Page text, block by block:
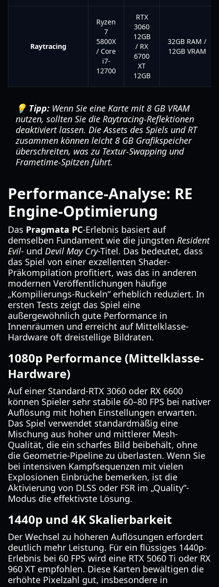
Raytracing
Ryzen
7
5800X
/ Core
i7-
12700
RTX
3060
12GB
/ RX
6700
XT
12GB
32GB RAM /
12GB VRAM
💡 Tipp: Wenn Sie eine Karte mit 8 GB VRAM
nutzen, sollten Sie die Raytracing-Reflektionen
deaktiviert lassen. Die Assets des Spiels und RT
zusammen können leicht 8 GB Grafikspeicher
überschreiten, was zu Textur-Swapping und
Frametime-Spitzen führt.
Performance-Analyse: RE
Engine-Optimierung
Das Pragmata PC-Erlebnis basiert auf
demselben Fundament wie die jüngsten Resident
Evil- und Devil May Cry-Titel. Das bedeutet, dass
das Spiel von einer exzellenten Shader-
Präkompilation profitiert, was das in anderen
modernen Veröffentlichungen häufige
„Kompilierungs-Ruckeln“ erheblich reduziert. In
ersten Tests zeigt das Spiel eine
außergewöhnlich gute Performance in
Innenräumen und erreicht auf Mittelklasse-
Hardware oft dreistellige Bildraten.
1080p Performance (Mittelklasse-
Hardware)
Auf einer Standard-RTX 3060 oder RX 6600
können Spieler sehr stabile 60–80 FPS bei nativer
Auflösung mit hohen Einstellungen erwarten.
Das Spiel verwendet standardmäßig eine
Mischung aus hoher und mittlerer Mesh-
Qualität, die ein scharfes Bild beibehält, ohne
die Geometrie-Pipeline zu überlasten. Wenn Sie
bei intensiven Kampfsequenzen mit vielen
Explosionen Einbrüche bemerken, ist die
Aktivierung von DLSS oder FSR im „Quality“-
Modus die effektivste Lösung.
1440p und 4K Skalierbarkeit
Der Wechsel zu höheren Auflösungen erfordert
deutlich mehr Leistung. Für ein flüssiges 1440p-
Erlebnis bei 60 FPS wird eine RTX 5060 Ti oder RX
960 XT empfohlen. Diese Karten bewältigen die
erhöhte Pixelzahl gut, insbesondere in